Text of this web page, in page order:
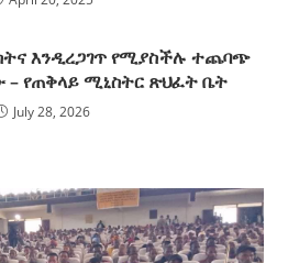
እንዲረጋገጥ የሚያስችሉ ተጨባጭ
የጠቅላይ ሚኒስትር ጽህፈት ቤት
July 28, 2026